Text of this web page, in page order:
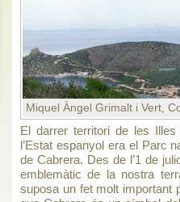
Miquel Àngel Grimalt i Vert,
El darrer territori de les
l’Estat espanyol era el Parc
de Cabrera. Des de l’1 de
emblemàtic de la nostra
suposa un fet molt important